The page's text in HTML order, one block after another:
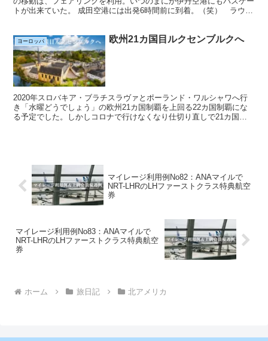
トが出来ていた。 成田空港には出発6時間前に到着。（笑） ラウン
ヨーロッパ 欧州21カ国目ルクセンブルクへ
2020年スロバキア・ブラチスラヴァとポーランド・ワルシャワへ行
き「水曜どうでしょう」の欧州21カ国制覇を上回る22カ国制覇にな
る予定でした。しかしコロナで行けなくなり仕切り直しで21カ国目
マイレージ利用例No82：ANAマイルで
NRT-LHRのLHファーストクラス特典航空
券
マイレージ利用例No83：ANAマイルで
NRT-LHRのLHファーストクラス特典航空
券
ホーム 旅日記 北アメリカ